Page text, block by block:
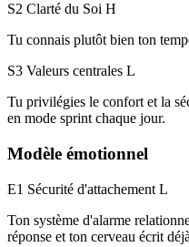
S2 Clarté du Soi H
Tu connais plutôt bien ton
S3 Valeurs centrales L
Tu privilégies le confort et la
en mode sprint chaque jour.
Modèle émotionnel
E1 Sécurité d'attachement L
Ton système d'alarme
réponse et ton cerveau écrit